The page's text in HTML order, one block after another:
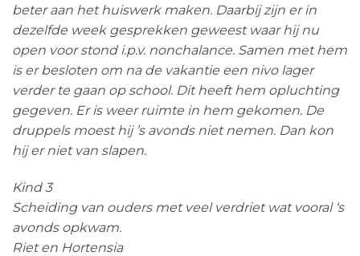
beter aan het huiswerk maken. Daarbij zijn er in
dezelfde week gesprekken geweest waar hij nu
open voor stond i.p.v. nonchalance. Samen met hem
is er besloten om na de vakantie een nivo lager
verder te gaan op school. Dit heeft hem opluchting
gegeven. Er is weer ruimte in hem gekomen. De
druppels moest hij ’s avonds niet nemen. Dan kon
hij er niet van slapen.
Kind 3
Scheiding van ouders met veel verdriet wat vooral ‘s
avonds opkwam.
Riet en Hortensia